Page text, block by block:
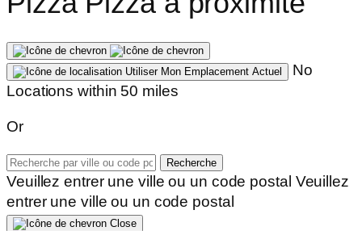
Utiliser Mon Emplacement Actuel
No
Locations within 50 miles
Or
Recherche
Veuillez entrer une ville ou un code postal Veuillez
entrer une ville ou un code postal
Close